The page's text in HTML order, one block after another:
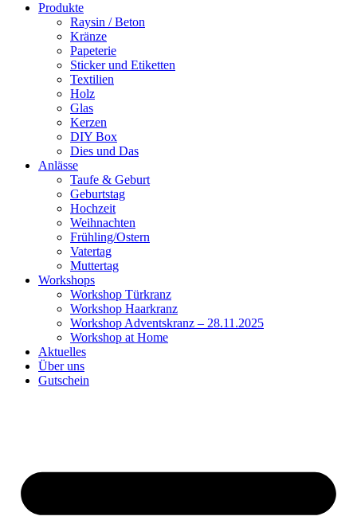
Produkte
Raysin / Beton
Kränze
Papeterie
Sticker und Etiketten
Textilien
Holz
Glas
Kerzen
DIY Box
Dies und Das
Anlässe
Taufe & Geburt
Geburtstag
Hochzeit
Weihnachten
Frühling/Ostern
Vatertag
Muttertag
Workshops
Workshop Türkranz
Workshop Haarkranz
Workshop Adventskranz – 28.11.2025
Workshop at Home
Aktuelles
Über uns
Gutschein